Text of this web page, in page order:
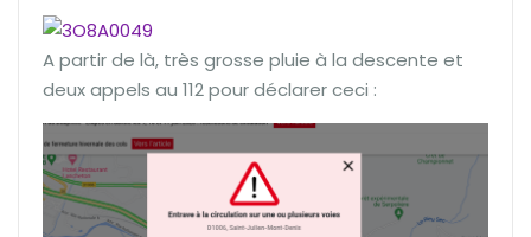
A partir de là, très grosse pluie à la descente et
deux appels au 112 pour déclarer ceci :